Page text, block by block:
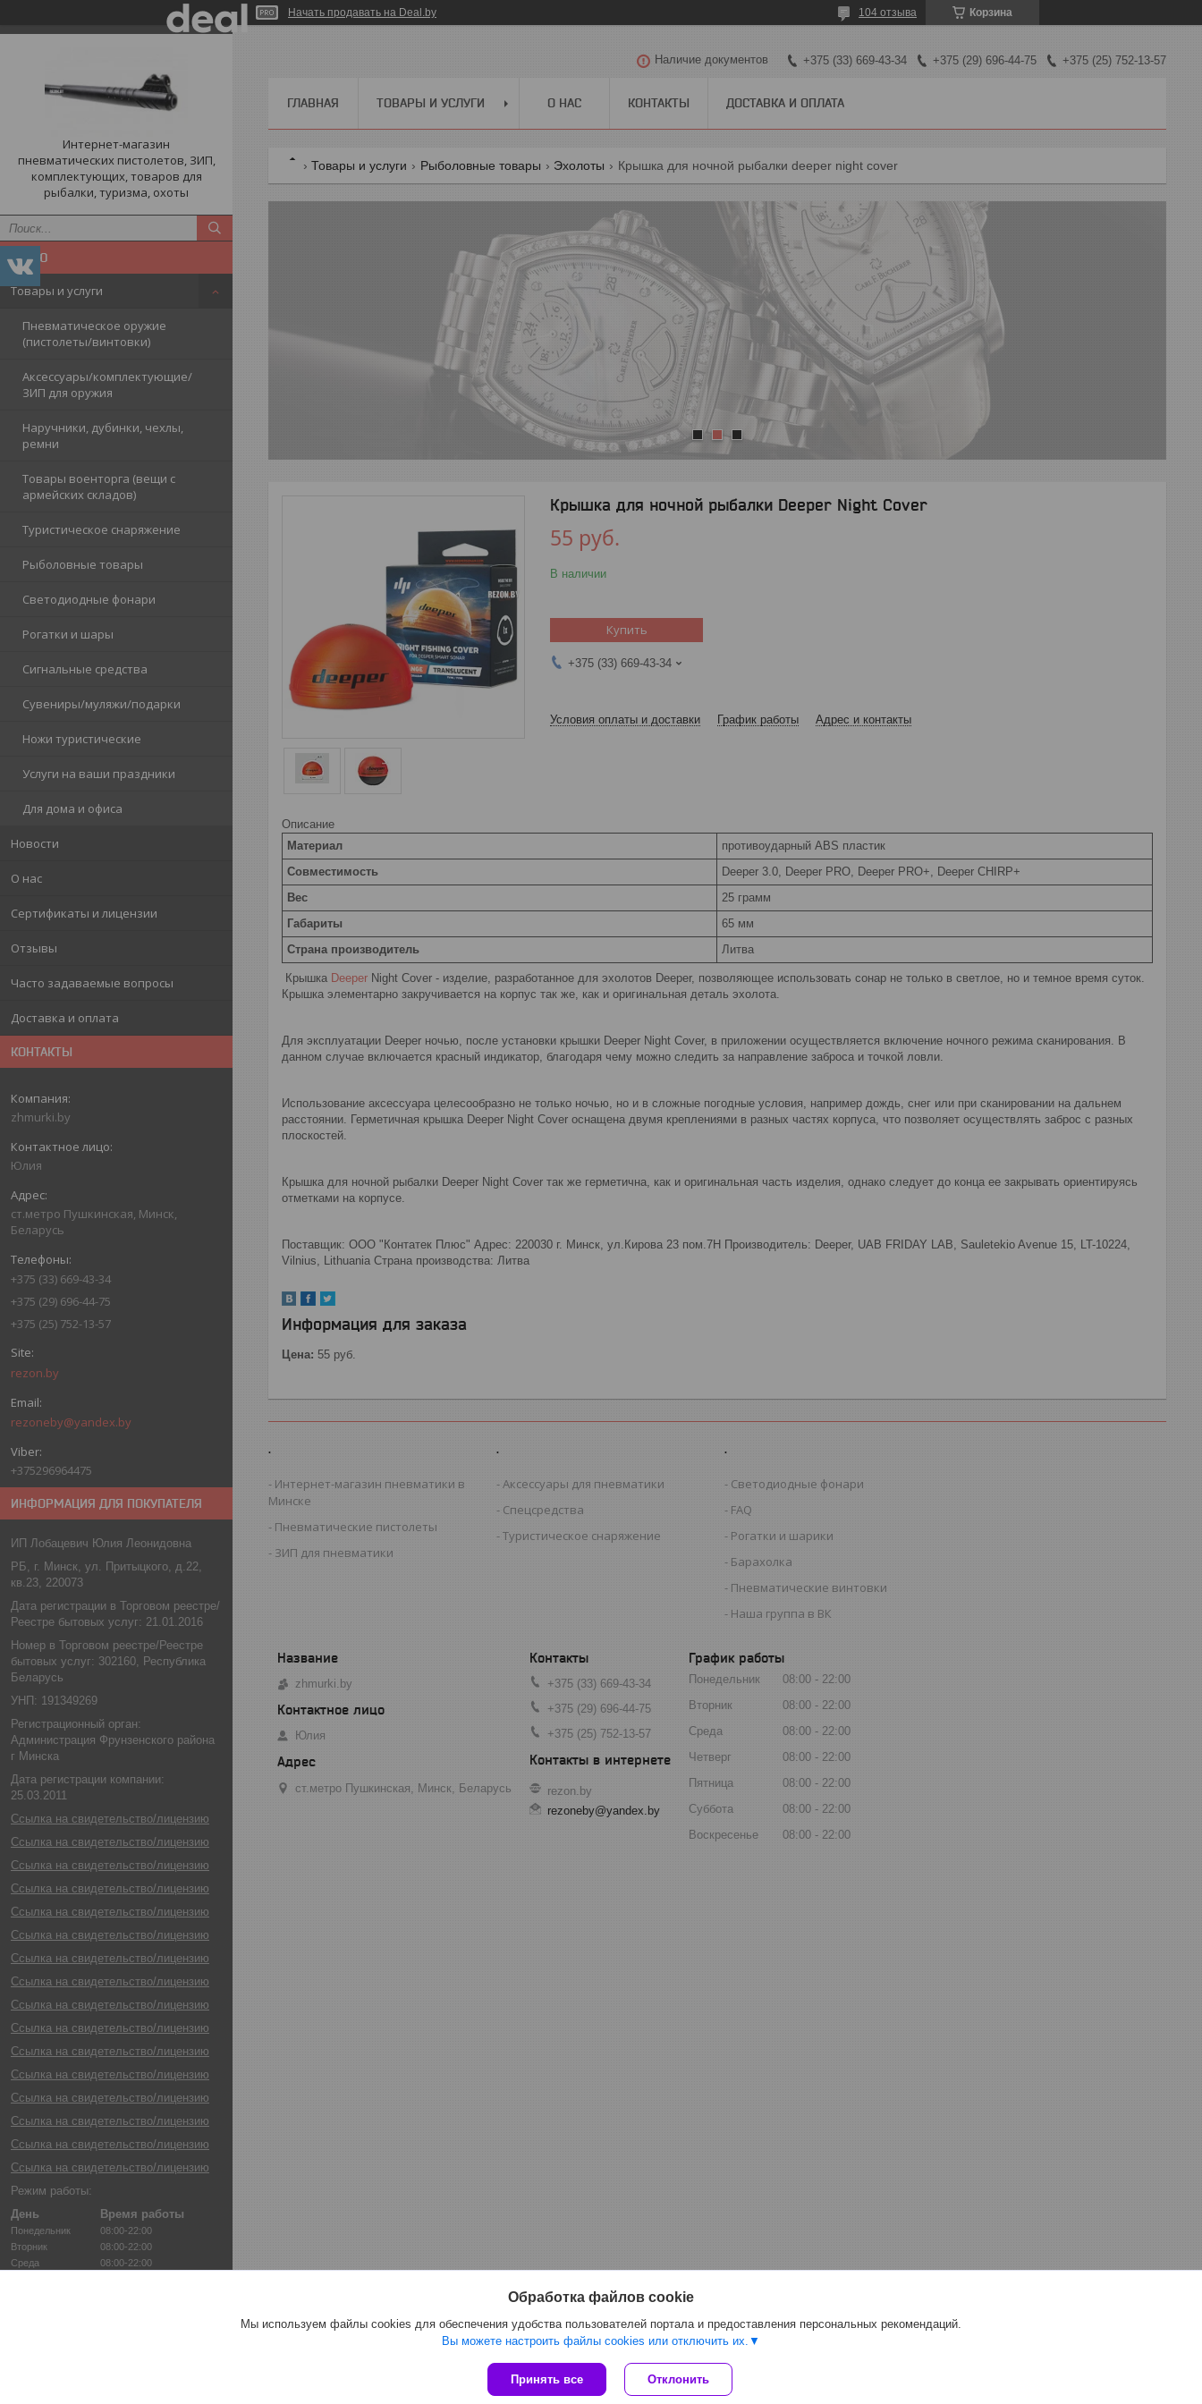
Начать продавать на Deal.by Корзина
104 отзыва
Интернет-магазин
пневматических пистолетов, ЗИП,
комплектующих, товаров для
рыбалки, туризма, охоты
Товары и услуги
Пневматическое оружие
(пистолеты/винтовки)
Аксессуары/комплектующие/
ЗИП для оружия
Наручники, дубинки, чехлы,
ремни
Товары военторга (вещи с
армейских складов)
Туристическое снаряжение
Рыболовные товары
Светодиодные фонари
Рогатки и шары
Сигнальные средства
Сувениры/муляжи/подарки
Ножи туристические
Услуги на ваши праздники
Для дома и офиса
Новости
О нас
Сертификаты и лицензии
Отзывы
Часто задаваемые вопросы
Доставка и оплата
КОНТАКТЫ
zhmurki.by
Юлия
ст.метро Пушкинская, Минск,
Беларусь
+375 (33) 669-43-34
+375 (29) 696-44-75
+375 (25) 752-13-57
rezon.by
rezoneby@yandex.by
+375296964475
ИНФОРМАЦИЯ ДЛЯ ПОКУПАТЕЛЯ
ИП Лобацевич Юлия Леонидовна
РБ, г. Минск, ул. Притыцкого, д.22,
кв.23, 220073
Дата регистрации в Торговом реестре/
Реестре бытовых услуг: 21.01.2016
Номер в Торговом реестре/Реестре
бытовых услуг: 302160, Республика
Беларусь
УНП: 191349269
Регистрационный орган:
Администрация Фрунзенского района
г Минска
Дата регистрации компании:
25.03.2011
Ссылка на свидетельство/лицензию
Ссылка на свидетельство/лицензию
Ссылка на свидетельство/лицензию
Ссылка на свидетельство/лицензию
Ссылка на свидетельство/лицензию
Ссылка на свидетельство/лицензию
Ссылка на свидетельство/лицензию
Ссылка на свидетельство/лицензию
Ссылка на свидетельство/лицензию
Ссылка на свидетельство/лицензию
Ссылка на свидетельство/лицензию
Ссылка на свидетельство/лицензию
Ссылка на свидетельство/лицензию
Ссылка на свидетельство/лицензию
Ссылка на свидетельство/лицензию
Ссылка на свидетельство/лицензию
Режим работы:
День
Время работы
Понедельник
08:00-22:00
Вторник
08:00-22:00
Среда
08:00-22:00
Наличие документов +375 (33) 669-43-34 +375 (29) 696-44-75 +375 (25) 752-13-57
ГЛАВНАЯ ТОВАРЫ И УСЛУГИ О НАС КОНТАКТЫ ДОСТАВКА И ОПЛАТА
Товары и услуги Рыболовные товары Эхолоты Крышка для ночной рыбалки deeper night cover
Крышка для ночной рыбалки Deeper Night Cover
55 руб.
В наличии
Купить
+375 (33) 669-43-34
Условия оплаты и доставки График работы Адрес и контакты
Описание
Материал
противоударный ABS пластик
Совместимость
Deeper 3.0, Deeper PRO, Deeper PRO+, Deeper CHIRP+
Вес
25 грамм
Габариты
65 мм
Страна производитель
Литва
Крышка Deeper Night Cover - изделие, разработанное для эхолотов Deeper, позволяющее использовать сонар не только в светлое, но и темное время суток.
Крышка элементарно закручивается на корпус так же, как и оригинальная деталь эхолота.
Для эксплуатации Deeper ночью, после установки крышки Deeper Night Cover, в приложении осуществляется включение ночного режима сканирования. В
данном случае включается красный индикатор, благодаря чему можно следить за направление заброса и точкой ловли.
Использование аксессуара целесообразно не только ночью, но и в сложные погодные условия, например дождь, снег или при сканировании на дальнем
расстоянии. Герметичная крышка Deeper Night Cover оснащена двумя креплениями в разных частях корпуса, что позволяет осуществлять заброс с разных
плоскостей.
Крышка для ночной рыбалки Deeper Night Cover так же герметична, как и оригинальная часть изделия, однако следует до конца ее закрывать ориентируясь
отметками на корпусе.
Поставщик: ООО "Контатек Плюс" Адрес: 220030 г. Минск, ул.Кирова 23 пом.7Н Производитель: Deeper, UAB FRIDAY LAB, Sauletekio Avenue 15, LT-10224,
Vilnius, Lithuania Страна производства: Литва
Информация для заказа
Цена: 55 руб.
.
Интернет-магазин пневматики в
Минске
Пневматические пистолеты
ЗИП для пневматики
.
Аксессуары для пневматики
Спецсредства
Туристическое снаряжение
.
Светодиодные фонари
FAQ
Рогатки и шарики
Барахолка
Пневматические винтовки
Наша группа в ВК
zhmurki.by
Юлия
ст.метро Пушкинская, Минск, Беларусь
+375 (33) 669-43-34
+375 (29) 696-44-75
+375 (25) 752-13-57
rezon.by
rezoneby@yandex.by
График работы
Понедельник 08:00
22:00
Вторник
08:00
22:00
Среда
08:00
22:00
Четверг
08:00
22:00
Пятница
08:00
22:00
Суббота
08:00
22:00
Воскресенье
08:00 22:00
Сайт создан на платформе Deal.by
Политика обработки файлов cookies
Обработка файлов cookie
Мы используем файлы cookies для обеспечения удобства пользователей портала и предоставления персональных рекомендаций.
Вы можете настроить файлы cookies или отключить их.
Принять все Отклонить